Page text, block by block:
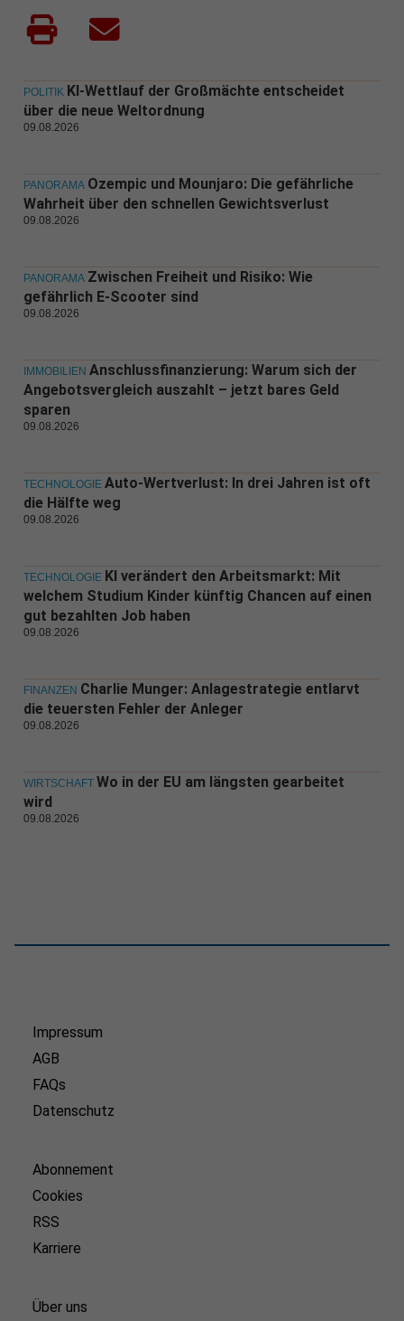
POLITIK KI-Wettlauf der Großmächte entscheidet
über die neue Weltordnung
09.08.2026
PANORAMA Ozempic und Mounjaro: Die gefährliche
Wahrheit über den schnellen Gewichtsverlust
09.08.2026
PANORAMA Zwischen Freiheit und Risiko: Wie
gefährlich E-Scooter sind
09.08.2026
IMMOBILIEN Anschlussfinanzierung: Warum sich der
Angebotsvergleich auszahlt – jetzt bares Geld
sparen
09.08.2026
TECHNOLOGIE Auto-Wertverlust: In drei Jahren ist oft
die Hälfte weg
09.08.2026
TECHNOLOGIE KI verändert den Arbeitsmarkt: Mit
welchem Studium Kinder künftig Chancen auf einen
gut bezahlten Job haben
09.08.2026
FINANZEN Charlie Munger: Anlagestrategie entlarvt
die teuersten Fehler der Anleger
09.08.2026
WIRTSCHAFT Wo in der EU am längsten gearbeitet
wird
09.08.2026
Impressum
AGB
FAQs
Datenschutz
Abonnement
Cookies
RSS
Karriere
Über uns